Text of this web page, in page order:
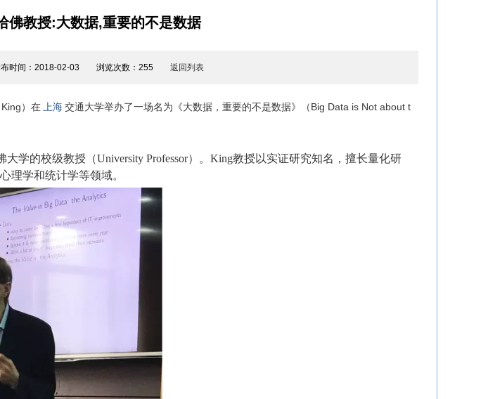
佛教授:大数据,重要的不是数据
布时间：2018-02-03 浏览次数：255 返回列表
）在上海交通大学举办了一场名为《大数据，重要的不是数据》（Big Data is Not about t
学的校级教授（University Professor）。King教授以实证研究知名，擅长量化研
理学和统计学等领域。